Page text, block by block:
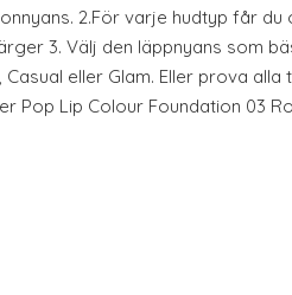
2.För varje hudtyp får du
3. Välj den läppnyans som
eller Glam. Eller prova alla
Pop Lip Colour Foundation 03